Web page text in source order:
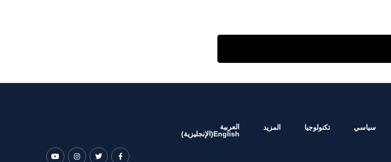
سياسي تكنولوجيا المزيد
العربية
English
( الإنجليزية)